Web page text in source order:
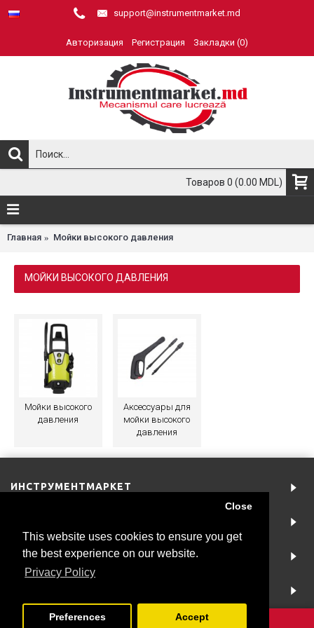
This website uses cookies to ensure you get
the best experience on our website.
Privacy Policy
Close
Preferences Accept
support@instrumentmarket.md
Авторизация Регистрация Закладки (0)
Товаров 0 (0.00 MDL)
Главная Мойки высокого давления
МОЙКИ ВЫСОКОГО ДАВЛЕНИЯ
Мойки высокого
давления
Аксессуары для
мойки высокого
давления
ИНСТРУМЕНТМАРКЕТ
ИНФОРМАЦИЯ
Copyright © 2019 | Creare magazin online